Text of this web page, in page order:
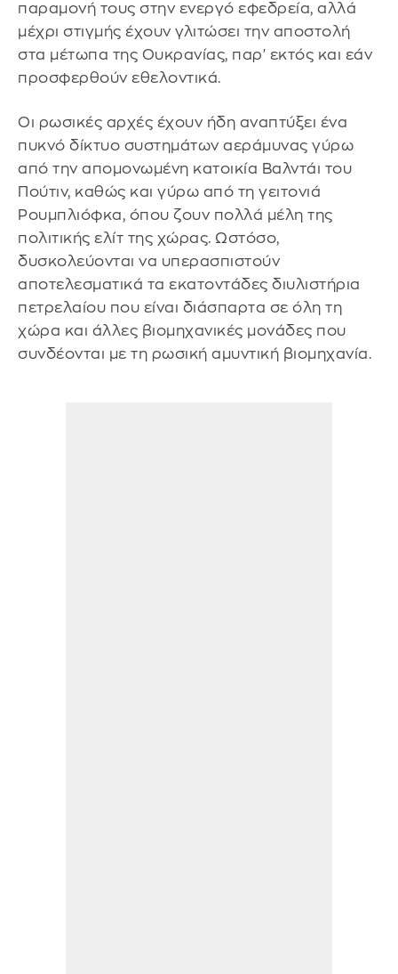
παραμονή τους στην ενεργό εφεδρεία, αλλά
μέχρι στιγμής έχουν γλιτώσει την αποστολή
στα μέτωπα της Ουκρανίας, παρ' εκτός και εάν
προσφερθούν εθελοντικά.
Οι ρωσικές αρχές έχουν ήδη αναπτύξει ένα
πυκνό δίκτυο συστημάτων αεράμυνας γύρω
από την απομονωμένη κατοικία Βαλντάι του
Πούτιν, καθώς και γύρω από τη γειτονιά
Ρουμπλιόφκα, όπου ζουν πολλά μέλη της
πολιτικής ελίτ της χώρας. Ωστόσο,
δυσκολεύονται να υπερασπιστούν
αποτελεσματικά τα εκατοντάδες διυλιστήρια
πετρελαίου που είναι διάσπαρτα σε όλη τη
χώρα και άλλες βιομηχανικές μονάδες που
συνδέονται με τη ρωσική αμυντική βιομηχανία.